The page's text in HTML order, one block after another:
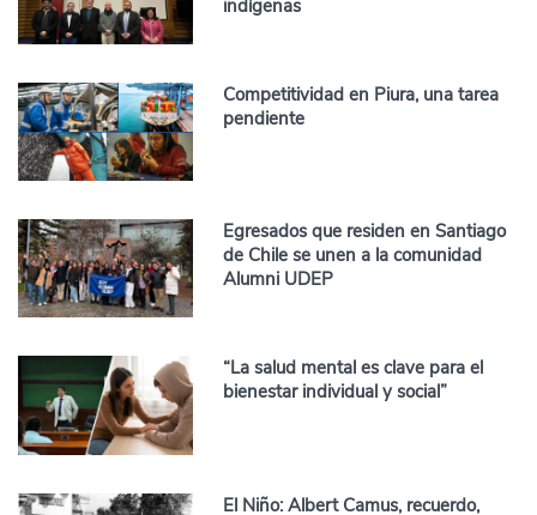
indígenas
Competitividad en Piura, una tarea
pendiente
Egresados que residen en Santiago
de Chile se unen a la comunidad
Alumni UDEP
“La salud mental es clave para el
bienestar individual y social”
El Niño: Albert Camus, recuerdo,